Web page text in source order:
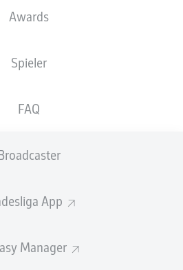
Awards
Spieler
FAQ
App
Manager
durch einen tollen Volleyschuss von
zu Leipzig auf dem ersten Nicht-
SPIELENDE